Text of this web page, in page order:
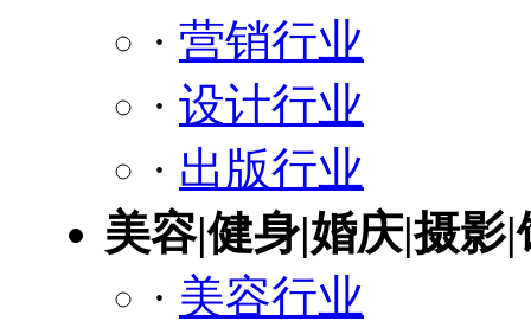
· 营销行业
· 设计行业
· 出版行业
美容|健身|婚庆|摄影|
· 美容行业